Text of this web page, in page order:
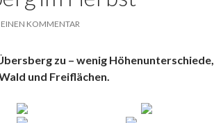
EINEN KOMMENTAR
zu – wenig Höhenunterschiede,
und Freiflächen.